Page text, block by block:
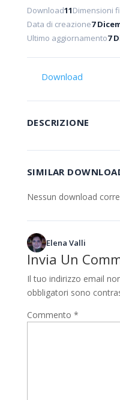
Download11Dimensioni
Data di creazione7
Ultimo aggiornamento7
Download
DESCRIZIONE
SIMILAR
Nessun download
Elena Valli
Invia Un
Il tuo indirizzo email
obbligatori sono
Commento *